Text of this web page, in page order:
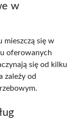
w
mieszczą się w
oferowanych
się od kilku
zależy od